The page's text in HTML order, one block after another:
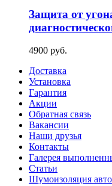
Защита от
4900 руб.
Доставка
Установка
Гарантия
Акции
Обратная связь
Вакансии
Наши друзья
Контакты
Галерея
Статьи
Шумоизоляция